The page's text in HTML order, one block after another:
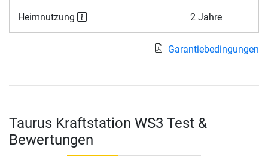
Heimnutzung 2 Jahre
Garantiebedingungen
Taurus Kraftstation WS3 Test &
Bewertungen